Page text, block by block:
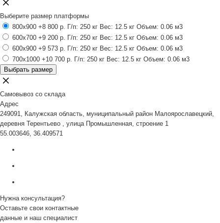
Выберите размер платформы
800x900 +8 800 р. Г/п: 250 кг Вес: 12.5 кг Объем: 0.06 м3
600x700 +9 200 р. Г/п: 250 кг Вес: 12.5 кг Объем: 0.06 м3
600x900 +9 573 р. Г/п: 250 кг Вес: 12.5 кг Объем: 0.06 м3
700x1000 +10 700 р. Г/п: 250 кг Вес: 12.5 кг Объем: 0.06 м3
Выбрать размер
Самовывоз со склада
Адрес
249091, Калужская область, муниципальный район Малоярославецкий,
деревня Терентьево , улица Промышленная, строение 1
55.003646, 36.409571
Нужна консультация?
Оставьте свои контактные
данные и наш специалист